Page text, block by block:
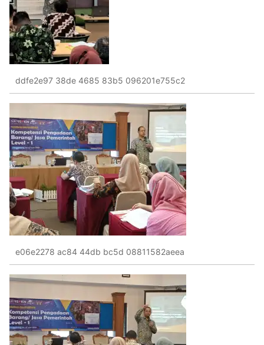
ddfe2e97 38de 4685 83b5 096201e755c2
e06e2278 ac84 44db bc5d 08811582aeea